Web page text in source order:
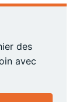
des
avec